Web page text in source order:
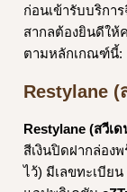
ก่อนเข้ารับบริกา
สากลต้องยินดีให้
ตามหลักเกณฑ์นี้:
Restylane (
Restylane (สวีเด
สีเงินปิดฝากล่อง
ไว้) มีเลขทะเบีย